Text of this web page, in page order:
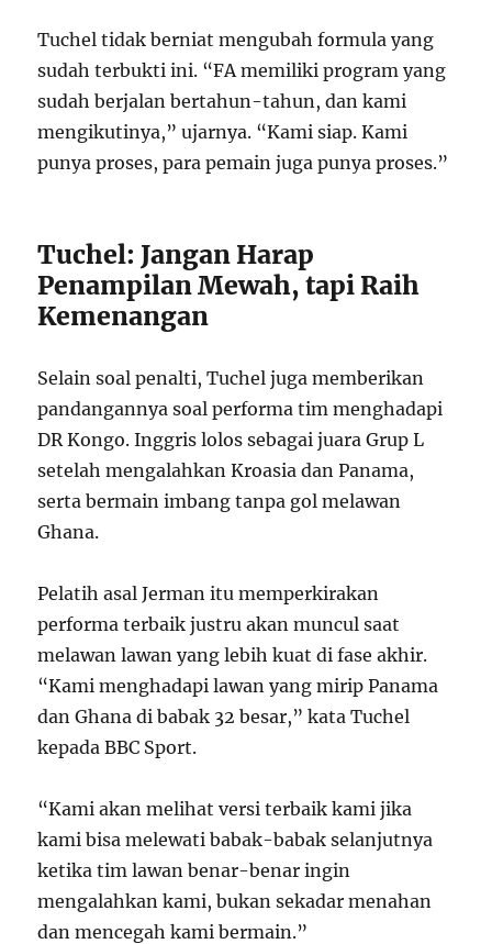
Tuchel tidak berniat mengubah formula yang
sudah terbukti ini. “FA memiliki program yang
sudah berjalan bertahun-tahun, dan kami
mengikutinya,” ujarnya. “Kami siap. Kami
punya proses, para pemain juga punya proses.”
Tuchel: Jangan Harap
Penampilan Mewah, tapi Raih
Kemenangan
Selain soal penalti, Tuchel juga memberikan
pandangannya soal performa tim menghadapi
DR Kongo. Inggris lolos sebagai juara Grup L
setelah mengalahkan Kroasia dan Panama,
serta bermain imbang tanpa gol melawan
Ghana.
Pelatih asal Jerman itu memperkirakan
performa terbaik justru akan muncul saat
melawan lawan yang lebih kuat di fase akhir.
“Kami menghadapi lawan yang mirip Panama
dan Ghana di babak 32 besar,” kata Tuchel
kepada BBC Sport.
“Kami akan melihat versi terbaik kami jika
kami bisa melewati babak-babak selanjutnya
ketika tim lawan benar-benar ingin
mengalahkan kami, bukan sekadar menahan
dan mencegah kami bermain.”